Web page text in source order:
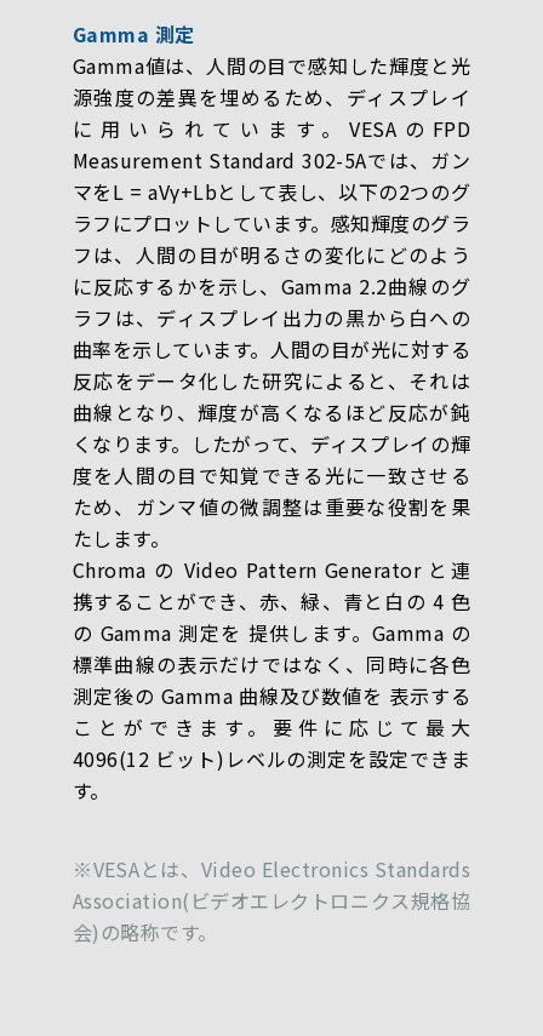
Gamma 測定
Gamma値は、人間の目で感知した輝度と光
源強度の差異を埋めるため、ディスプレイ
に用いられています。VESAのFPD
Measurement Standard 302-5Aでは、ガン
マをL = aVγ+Lbとして表し、以下の2つのグ
ラフにプロットしています。感知輝度のグラ
フは、人間の目が明るさの変化にどのよう
に反応するかを示し、Gamma 2.2曲線のグ
ラフは、ディスプレイ出力の黒から白への
曲率を示しています。人間の目が光に対する
反応をデータ化した研究によると、それは
曲線となり、輝度が高くなるほど反応が鈍
くなります。したがって、ディスプレイの輝
度を人間の目で知覚できる光に一致させる
ため、ガンマ値の微調整は重要な役割を果
たします。
Chroma の Video Pattern Generator と連
携することができ、赤、緑、青と白の 4 色
の Gamma 測定を 提供します。Gamma の
標準曲線の表示だけではなく、同時に各色
測定後の Gamma 曲線及び数値を 表示する
ことができます。要件に応じて最大
4096(12 ビット)レベルの測定を設定できま
す。
※VESAとは、Video Electronics Standards
Association(ビデオエレクトロニクス規格協
会)の略称です。